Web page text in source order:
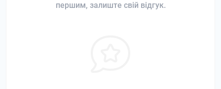
першим, залиште свій відгук.